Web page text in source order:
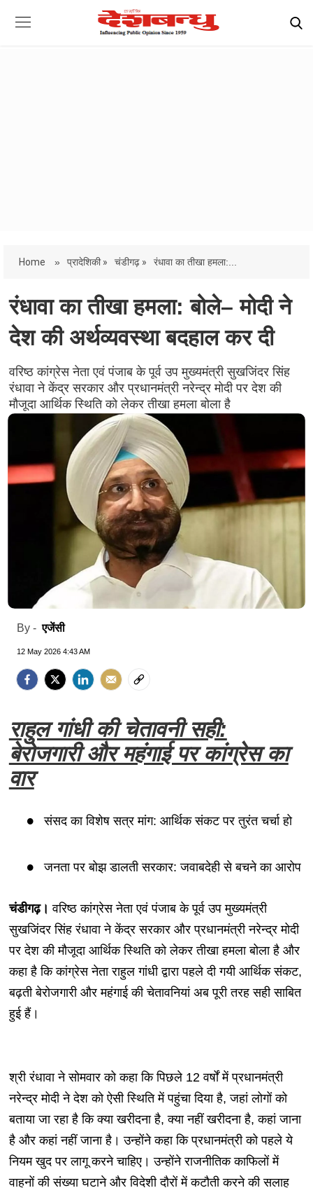
Home » प्रादेशिकी » चंडीगढ़ » रंधावा का तीखा हमला:...
रंधावा का तीखा हमला: बोले– मोदी ने
देश की अर्थव्यवस्था बदहाल कर दी
वरिष्ठ कांग्रेस नेता एवं पंजाब के पूर्व उप मुख्यमंत्री सुखजिंदर सिंह
रंधावा ने केंद्र सरकार और प्रधानमंत्री नरेन्द्र मोदी पर देश की
मौजूदा आर्थिक स्थिति को लेकर तीखा हमला बोला है
By -एजेंसी
12 May 2026 4:43 AM
राहुल गांधी की चेतावनी सही:
बेरोजगारी और महंगाई पर कांग्रेस का
वार
संसद का विशेष सत्र मांग: आर्थिक संकट पर तुरंत चर्चा हो
जनता पर बोझ डालती सरकार: जवाबदेही से बचने का आरोप
चंडीगढ़।वरिष्ठ कांग्रेस नेता एवं पंजाब के पूर्व उप मुख्यमंत्री
सुखजिंदर सिंह रंधावा ने केंद्र सरकार और प्रधानमंत्री नरेन्द्र मोदी
पर देश की मौजूदा आर्थिक स्थिति को लेकर तीखा हमला बोला है और
कहा है कि कांग्रेस नेता राहुल गांधी द्वारा पहले दी गयी आर्थिक संकट,
बढ़ती बेरोजगारी और महंगाई की चेतावनियां अब पूरी तरह सही साबित
हुई हैं।
श्री रंधावा ने सोमवार को कहा कि पिछले 12 वर्षों में प्रधानमंत्री
नरेन्द्र मोदी ने देश को ऐसी स्थिति में पहुंचा दिया है, जहां लोगों को
बताया जा रहा है कि क्या खरीदना है, क्या नहीं खरीदना है, कहां जाना
है और कहां नहीं जाना है। उन्होंने कहा कि प्रधानमंत्री को पहले ये
नियम खुद पर लागू करने चाहिए। उन्होंने राजनीतिक काफिलों में
वाहनों की संख्या घटाने और विदेशी दौरों में कटौती करने की सलाह